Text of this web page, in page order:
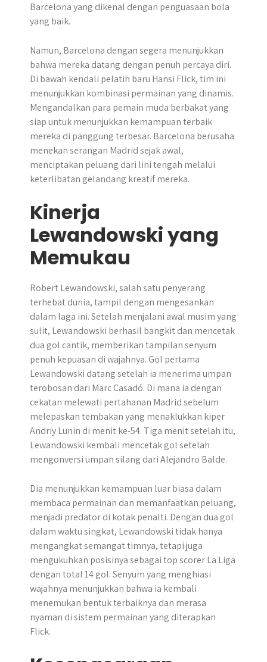
Barcelona yang dikenal dengan penguasaan bola
yang baik.
Namun, Barcelona dengan segera menunjukkan
bahwa mereka datang dengan penuh percaya diri.
Di bawah kendali pelatih baru Hansi Flick, tim ini
menunjukkan kombinasi permainan yang dinamis.
Mengandalkan para pemain muda berbakat yang
siap untuk menunjukkan kemampuan terbaik
mereka di panggung terbesar. Barcelona berusaha
menekan serangan Madrid sejak awal,
menciptakan peluang dari lini tengah melalui
keterlibatan gelandang kreatif mereka.
Kinerja
Lewandowski yang
Memukau
Robert Lewandowski, salah satu penyerang
terhebat dunia, tampil dengan mengesankan
dalam laga ini. Setelah menjalani awal musim yang
sulit, Lewandowski berhasil bangkit dan mencetak
dua gol cantik, memberikan tampilan senyum
penuh kepuasan di wajahnya. Gol pertama
Lewandowski datang setelah ia menerima umpan
terobosan dari Marc Casadó. Di mana ia dengan
cekatan melewati pertahanan Madrid sebelum
melepaskan tembakan yang menaklukkan kiper
Andriy Lunin di menit ke-54. Tiga menit setelah itu,
Lewandowski kembali mencetak gol setelah
mengonversi umpan silang dari Alejandro Balde.
Dia menunjukkan kemampuan luar biasa dalam
membaca permainan dan memanfaatkan peluang,
menjadi predator di kotak penalti. Dengan dua gol
dalam waktu singkat, Lewandowski tidak hanya
mengangkat semangat timnya, tetapi juga
mengukuhkan posisinya sebagai top scorer La Liga
dengan total 14 gol. Senyum yang menghiasi
wajahnya menunjukkan bahwa ia kembali
menemukan bentuk terbaiknya dan merasa
nyaman di sistem permainan yang diterapkan
Flick.